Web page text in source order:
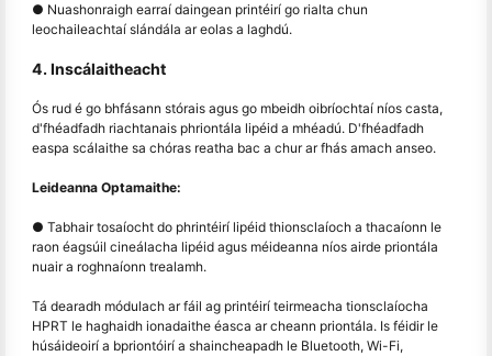
● Nuashonraigh earraí daingean printéirí go rialta chun
leochaileachtaí slándála ar eolas a laghdú.
4. Inscálaitheacht
Ós rud é go bhfásann stórais agus go mbeidh oibríochtaí níos casta,
d'fhéadfadh riachtanais phriontála lipéid a mhéadú. D'fhéadfadh
easpa scálaithe sa chóras reatha bac a chur ar fhás amach anseo.
Leideanna Optamaithe:
● Tabhair tosaíocht do phrintéirí lipéid thionsclaíoch a thacaíonn le
raon éagsúil cineálacha lipéid agus méideanna níos airde priontála
nuair a roghnaíonn trealamh.
Tá dearadh módulach ar fáil ag printéirí teirmeacha tionsclaíocha
HPRT le haghaidh ionadaithe éasca ar cheann priontála. Is féidir le
húsáideoirí a bpriontóirí a shaincheapadh le Bluetooth, Wi-Fi,